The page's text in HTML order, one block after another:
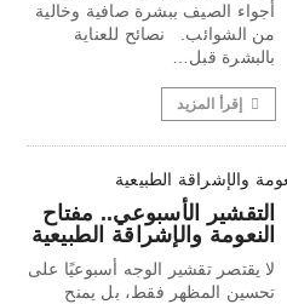
أجواء الصيف ببشرة صافية وخالية
من الشوائب. نصائح للعناية
بالبشرة قبل…
إقرأ المزيد
التقشير الأسبوعي.. مفتاح
النعومة والإشراقة الطبيعية
لا يقتصر تقشير الوجه أسبوعيًا على
تحسين المظهر فقط، بل يمنح